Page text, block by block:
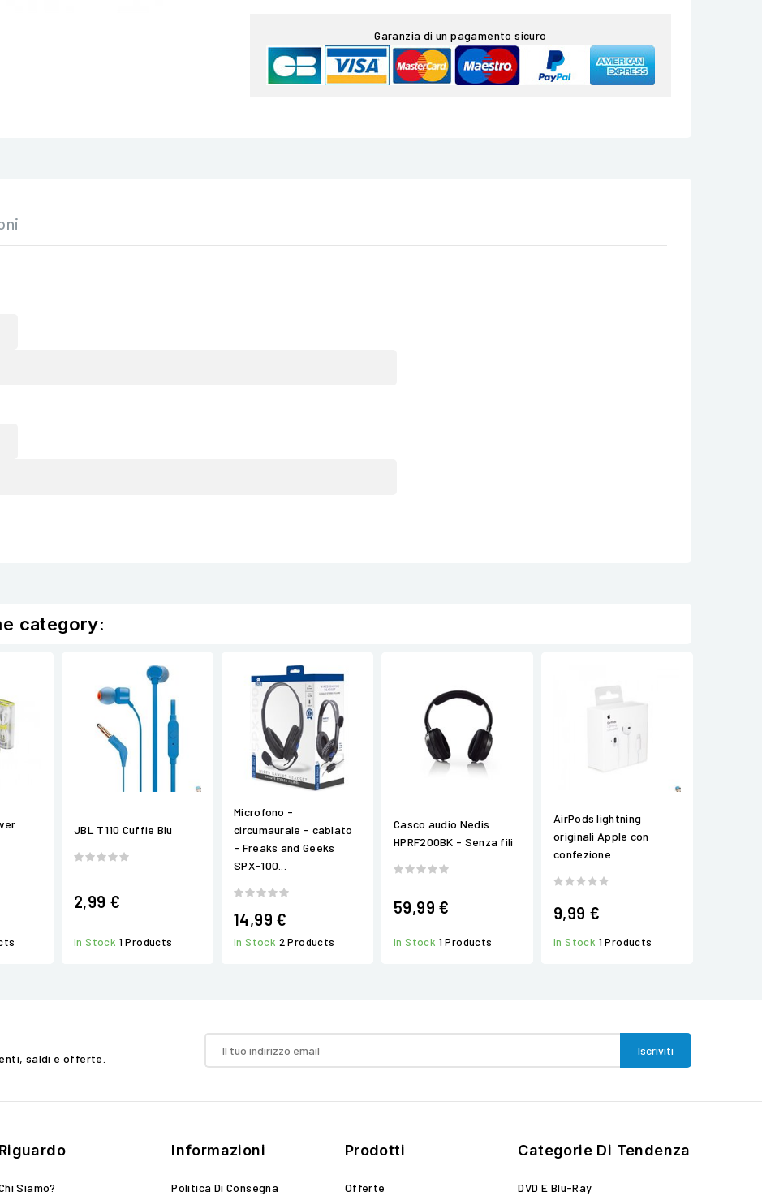
Garanzia di un pagamento sicuro
category:
JBL T110 Cuffie Blu
2,99 €
In Stock 1 Products
Microfono -
circumaurale - cablato
- Freaks and Geeks
SPX-100...
14,99 €
In Stock 2 Products
Casco audio Nedis
HPRF200BK - Senza fili
59,99 €
In Stock 1 Products
AirPods lightning
originali Apple con
confezione
9,99 €
In Stock 1 Products
saldi e offerte.
Riguardo
Siamo?
Informazioni
Politica Di Consegna
Prodotti
Offerte
Categorie Di Tendenza
DVD E Blu-Ray